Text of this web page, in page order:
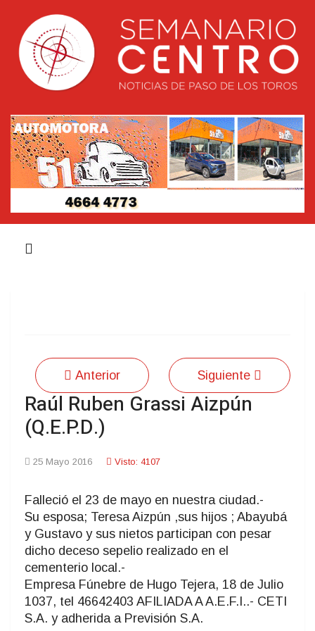
Anterior Siguiente
Raúl Ruben Grassi Aizpún
(Q.E.P.D.)
25 Mayo 2016 Visto: 4107
Falleció el 23 de mayo en nuestra ciudad.-
Su esposa; Teresa Aizpún ,sus hijos ; Abayubá
y Gustavo y sus nietos participan con pesar
dicho deceso sepelio realizado en el
cementerio local.-
Empresa Fúnebre de Hugo Tejera, 18 de Julio
1037, tel 46642403 AFILIADA A A.E.F.I..- CETI
S.A. y adherida a Previsión S.A.